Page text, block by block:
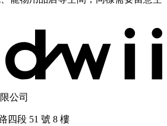
公司
四段 51 號 8 樓